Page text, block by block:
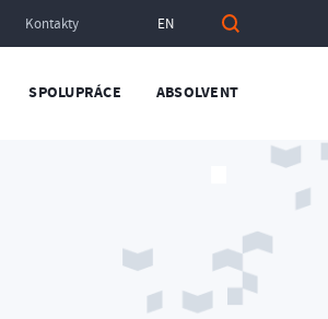
EN
Kontakty
SPOLUPRÁCE ABSOLVENT